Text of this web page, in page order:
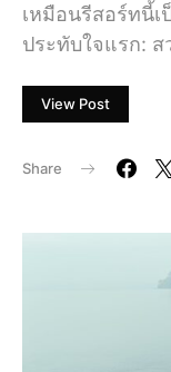
เหมือนรีสอร์ทนี้เ
ประทับใจแรก: ส
View Post
Share